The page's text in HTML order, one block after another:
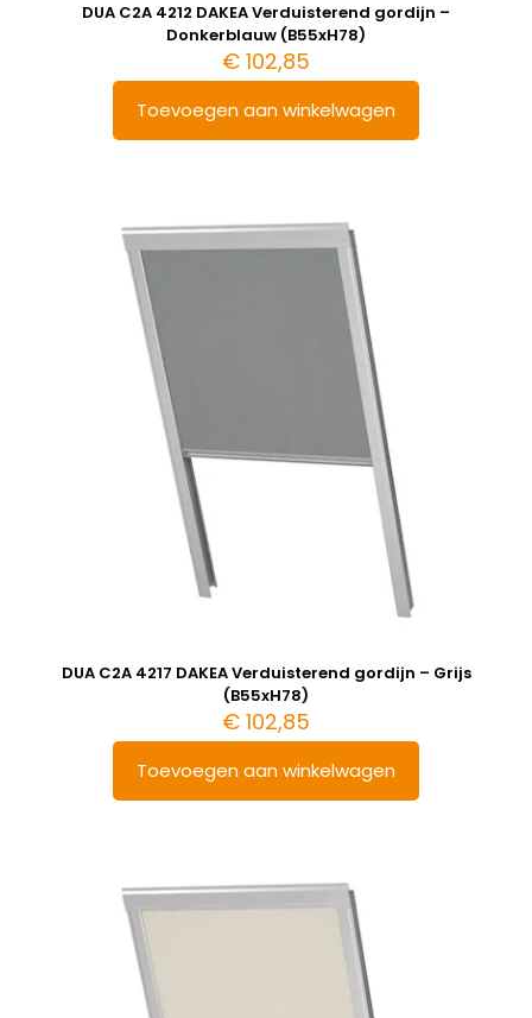
DUA C2A 4212 DAKEA Verduisterend gordijn –
Donkerblauw (B55xH78)
€ 102,85
Toevoegen aan winkelwagen
DUA C2A 4217 DAKEA Verduisterend gordijn – Grijs
(B55xH78)
€ 102,85
Toevoegen aan winkelwagen